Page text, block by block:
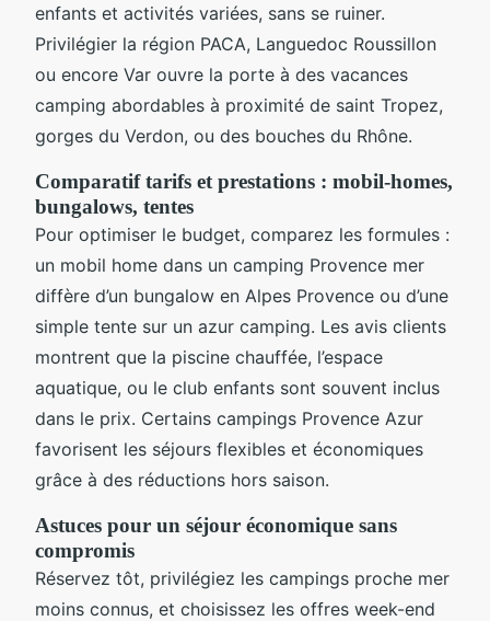
enfants et activités variées, sans se ruiner.
Privilégier la région PACA, Languedoc Roussillon
ou encore Var ouvre la porte à des vacances
camping abordables à proximité de saint Tropez,
gorges du Verdon, ou des bouches du Rhône.
Comparatif tarifs et prestations : mobil-homes,
bungalows, tentes
Pour optimiser le budget, comparez les formules :
un mobil home dans un camping Provence mer
diffère d’un bungalow en Alpes Provence ou d’une
simple tente sur un azur camping. Les avis clients
montrent que la piscine chauffée, l’espace
aquatique, ou le club enfants sont souvent inclus
dans le prix. Certains campings Provence Azur
favorisent les séjours flexibles et économiques
grâce à des réductions hors saison.
Astuces pour un séjour économique sans
compromis
Réservez tôt, privilégiez les campings proche mer
moins connus, et choisissez les offres week-end